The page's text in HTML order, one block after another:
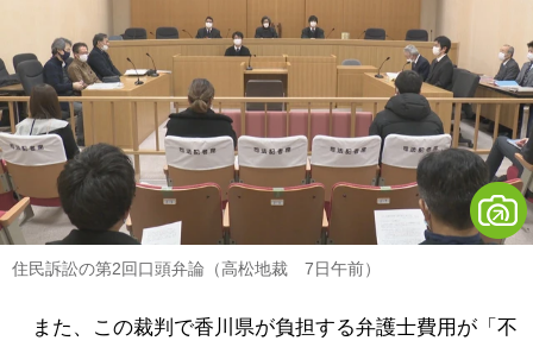
住民訴訟の第2回口頭弁論（高松地裁 7日午前）
また、この裁判で香川県が負担する弁護士費用が「不